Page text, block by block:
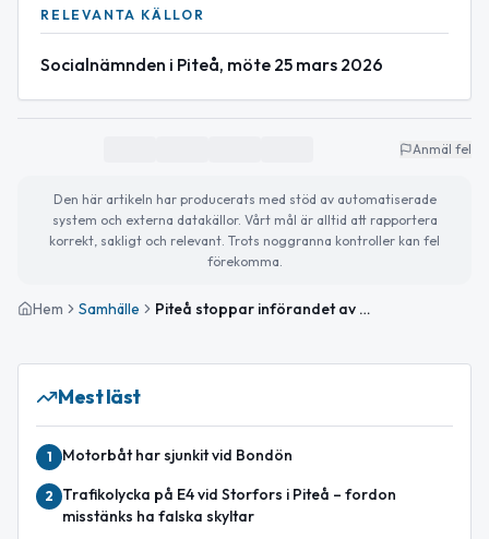
RELEVANTA KÄLLOR
Socialnämnden i Piteå, möte 25 mars 2026
Anmäl fel
Den här artikeln har producerats med stöd av automatiserade
system och externa datakällor. Vårt mål är alltid att rapportera
korrekt, sakligt och relevant. Trots noggranna kontroller kan fel
förekomma.
Hem Samhälle Piteå stoppar införandet av digitala inköp i hemtjänst
Mest läst
1 Motorbåt har sjunkit vid Bondön
2
Trafikolycka på E4 vid Storfors i Piteå – fordon
misstänks ha falska skyltar